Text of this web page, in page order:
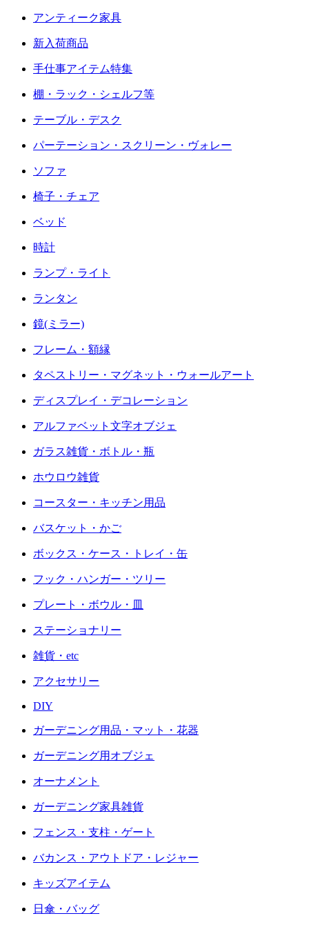
アンティーク家具
新入荷商品
手仕事アイテム特集
棚・ラック・シェルフ等
テーブル・デスク
パーテーション・スクリーン・ヴォレー
ソファ
椅子・チェア
ベッド
時計
ランプ・ライト
ランタン
鏡(ミラー)
フレーム・額縁
タペストリー・マグネット・ウォールアート
ディスプレイ・デコレーション
アルファベット文字オブジェ
ガラス雑貨・ボトル・瓶
ホウロウ雑貨
コースター・キッチン用品
バスケット・かご
ボックス・ケース・トレイ・缶
フック・ハンガー・ツリー
プレート・ボウル・皿
ステーショナリー
雑貨・etc
アクセサリー
DIY
ガーデニング用品・マット・花器
ガーデニング用オブジェ
オーナメント
ガーデニング家具雑貨
フェンス・支柱・ゲート
バカンス・アウトドア・レジャー
キッズアイテム
日傘・バッグ